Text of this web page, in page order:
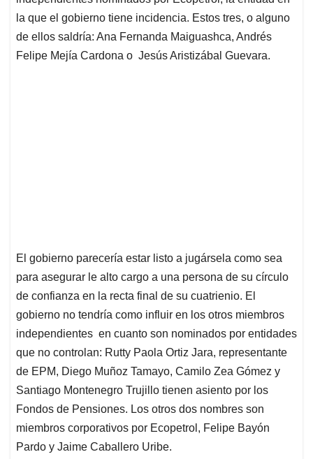
la que el gobierno tiene incidencia. Estos tres, o alguno
de ellos saldría: Ana Fernanda Maiguashca, Andrés
Felipe Mejía Cardona o Jesús Aristizábal Guevara.
El gobierno parecería estar listo a jugársela como sea
para asegurar le alto cargo a una persona de su círculo
de confianza en la recta final de su cuatrienio. El
gobierno no tendría como influir en los otros miembros
independientes en cuanto son nominados por entidades
que no controlan: Rutty Paola Ortiz Jara, representante
de EPM, Diego Muñoz Tamayo, Camilo Zea Gómez y
Santiago Montenegro Trujillo tienen asiento por los
Fondos de Pensiones. Los otros dos nombres son
miembros corporativos por Ecopetrol, Felipe Bayón
Pardo y Jaime Caballero Uribe.